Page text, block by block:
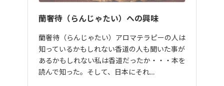
蘭奢待（らんじゃたい）への興味
蘭奢待（らんじゃたい）アロマテラピーの人は
知っているかもしれない香道の人も聞いた事が
あるかもしれない私は香道だったか・・・本を
読んで知った。そして、日本にそれ…